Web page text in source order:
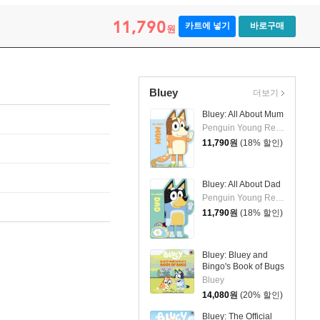
11,790원 카트에 넣기 바로구매
Bluey
Bluey: All About Mum
Penguin Young Readers Licenses
11,790원 (18% 할인)
Bluey: All About Dad
Penguin Young Readers Licenses
11,790원 (18% 할인)
Bluey: Bluey and
Bingo's Book of Bugs
Bluey
14,080원 (20% 할인)
Bluey: The Official
더보기